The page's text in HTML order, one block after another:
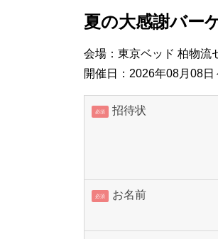
夏の大感謝バー
会場：東京ベッド 柏物流
開催日：2026年08月08日
必須 招待状
必須 お名前